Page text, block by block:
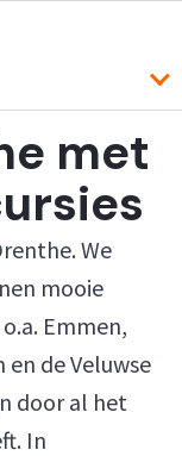
met
We
mooie
Emmen,
en de Veluwse
door al het
In